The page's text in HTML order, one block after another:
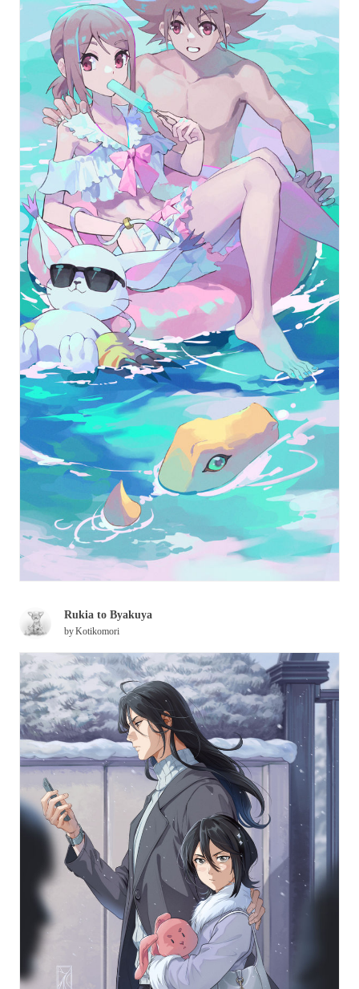
Rukia to Byakuya
byKotikomori